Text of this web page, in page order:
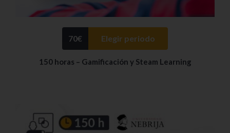
70€ Elegir periodo
150 horas – Gamificación y Steam Learning